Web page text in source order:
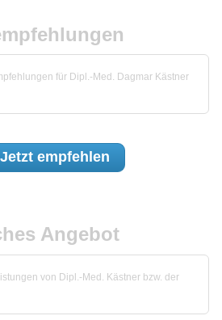
für Dipl.-Med. Dagmar Kästner
Jetzt empfehlen
Angebot
von Dipl.-Med. Kästner bzw. der